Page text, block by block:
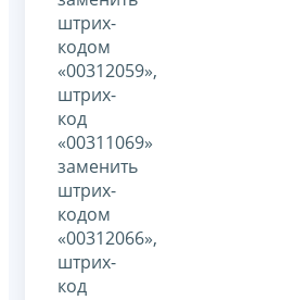
штрих-
кодом
«00312059»,
штрих-
код
«00311069»
заменить
штрих-
кодом
«00312066»,
штрих-
код